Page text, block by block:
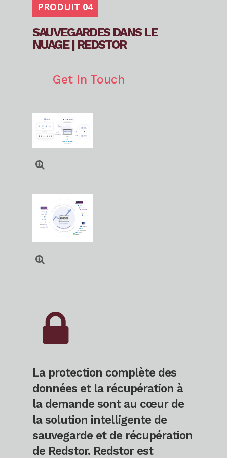
PRODUIT 04
SAUVEGARDES DANS LE
NUAGE | REDSTOR
Get In Touch
La protection complète des
données et la récupération à
la demande sont au cœur de
la solution intelligente de
sauvegarde et de récupération
de Redstor. Redstor est